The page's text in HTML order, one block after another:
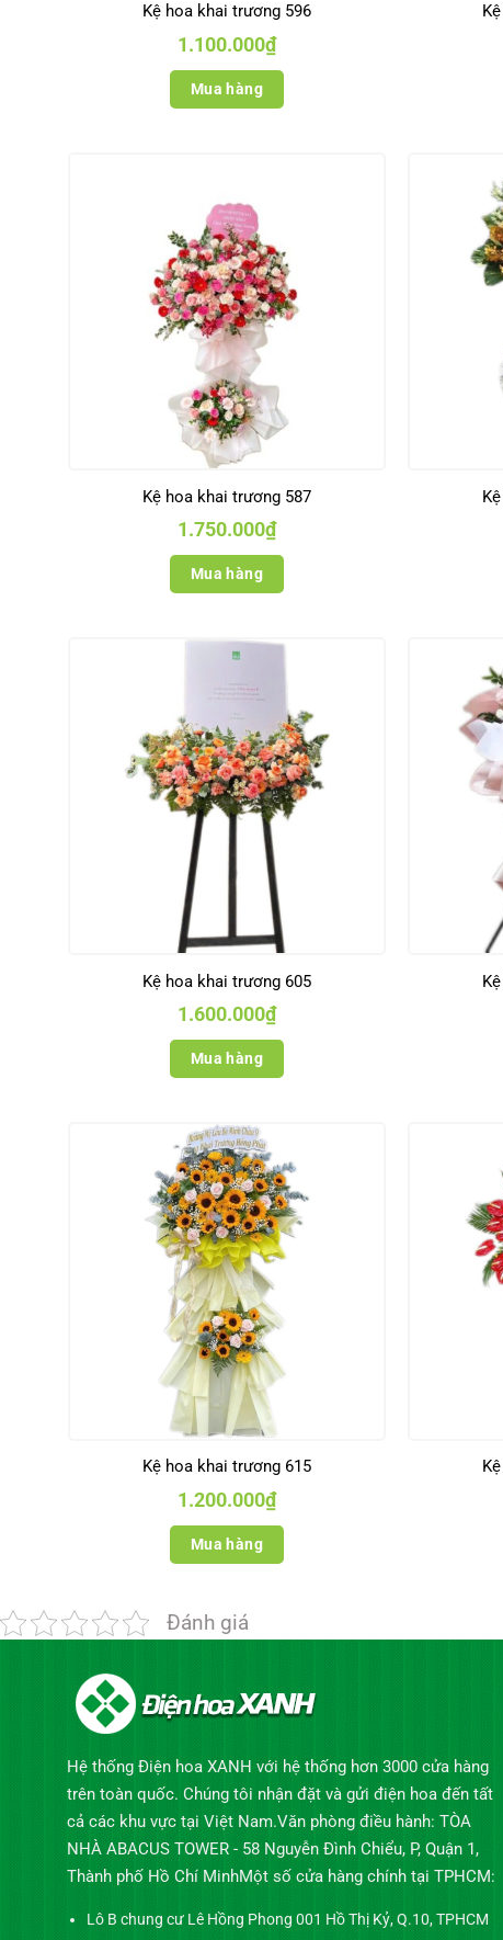
Kệ hoa khai trương 596
1.100.000₫
Mua hàng
Kệ hoa khai trương 587
1.750.000₫
Mua hàng
Kệ hoa khai trương 605
1.600.000₫
Mua hàng
Kệ hoa khai trương 615
1.200.000₫
Mua hàng
Đánh giá
Hệ thống Điện hoa XANH với hệ thống hơn 3000 cửa hàng
trên toàn quốc. Chúng tôi nhận đặt và gửi điện hoa đến tất
cả các khu vực tại Việt Nam.Văn phòng điều hành: TÒA
NHÀ ABACUS TOWER - 58 Nguyễn Đình Chiểu, P, Quận 1,
Thành phố Hồ Chí MinhMột số cửa hàng chính tại TPHCM:
Lô B chung cư Lê Hồng Phong 001 Hồ Thị Kỷ, Q.10, TPHCM